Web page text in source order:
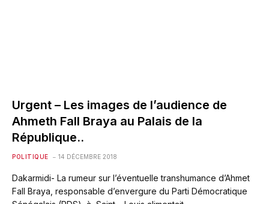
Urgent – Les images de l’audience de
Ahmeth Fall Braya au Palais de la
République..
POLITIQUE 14 DÉCEMBRE 2018
Dakarmidi- La rumeur sur l’éventuelle transhumance d’Ahmet
Fall Braya, responsable d’envergure du Parti Démocratique